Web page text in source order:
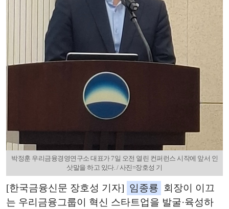
박정훈 우리금융경영연구소 대표가 7일 오전 열린 컨퍼런스 시작에 앞서 인
삿말을 하고 있다. / 사진=장호성 기
[한국금융신문 장호성 기자] 임종룡 회장이 이끄
는 우리금융그룹이 혁신 스타트업을 발굴·육성하